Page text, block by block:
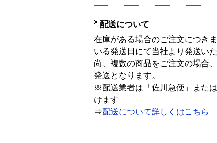
配送について
在庫がある場合のご注文につき
いる発送日にて当社より発送い
尚、複数の商品をご注文の場合
発送となります。
※配送業者は「佐川急便」また
けます
⇒配送について詳しくはこちら